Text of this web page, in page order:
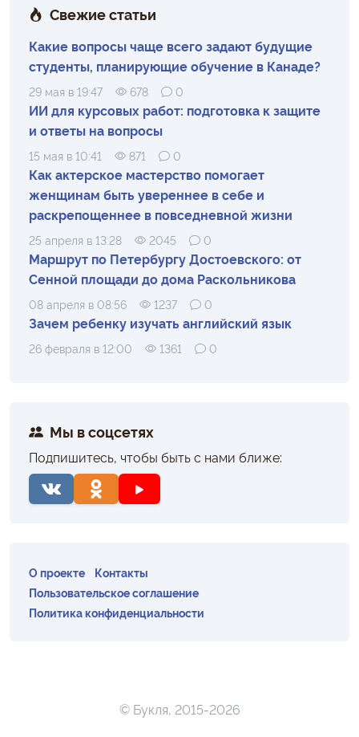
Свежие статьи
Какие вопросы чаще всего задают будущие
студенты, планирующие обучение в Канаде?
29 мая в 19:47 678 0
ИИ для курсовых работ: подготовка к защите
и ответы на вопросы
15 мая в 10:41 871 0
Как актерское мастерство помогает
женщинам быть увереннее в себе и
раскрепощеннее в повседневной жизни
25 апреля в 13:28 2045 0
Маршрут по Петербургу Достоевского: от
Сенной площади до дома Раскольникова
08 апреля в 08:56 1237 0
Зачем ребенку изучать английский язык
26 февраля в 12:00 1361 0
Мы в соцсетях
Подпишитесь, чтобы быть с нами ближе:
О проекте
Контакты
Пользовательское соглашение
Политика конфиденциальности
© Букля, 2015-2026